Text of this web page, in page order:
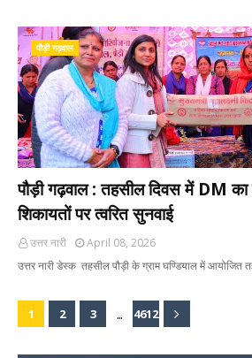
पौड़ी गढ़वाल
पौड़ी गढ़वाल : तहसील दिवस में DM
शिकायतों पर त्वरित सुनवाई
उत्तर नारी
April 08, 2026
उत्तर नारी डेस्क तहसील पौड़ी के ग्राम घण्डियाल में आयोजित
1 2 3 ... 4612